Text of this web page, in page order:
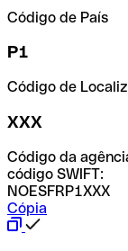
Código de País
P1
Código de
XXX
Código da
código SWIFT:
NOESFRP1XXX
Cópia